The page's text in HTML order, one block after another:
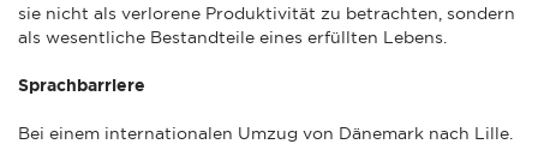
sie nicht als verlorene Produktivität zu betrachten, sondern
als wesentliche Bestandteile eines erfüllten Lebens.
Sprachbarriere
Bei einem internationalen Umzug von Dänemark nach Lille.